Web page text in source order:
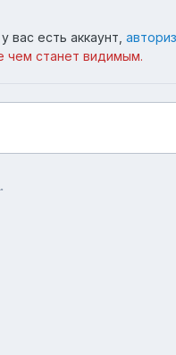
вас есть аккаунт,
станет видимым.